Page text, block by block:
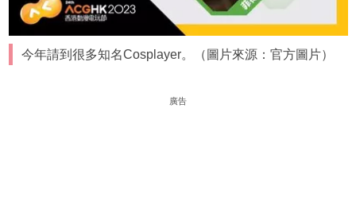
今年請到很多知名Cosplayer。（圖片來源：官方圖片）
廣告